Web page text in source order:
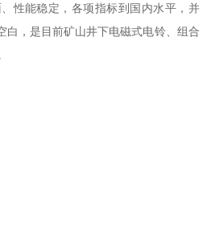
性能稳定，各项指标到国内水平，并
白，是目前矿山井下电磁式电铃、组合